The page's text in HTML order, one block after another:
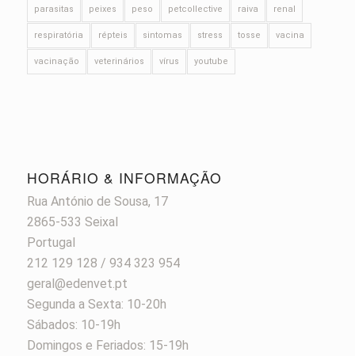
parasitas peixes peso petcollective raiva renal
respiratória répteis sintomas stress tosse vacina
vacinação veterinários vírus youtube
HORÁRIO & INFORMAÇÃO
Rua António de Sousa, 17
2865-533 Seixal
Portugal
212 129 128 / 934 323 954
geral@edenvet.pt
Segunda a Sexta: 10-20h
Sábados: 10-19h
Domingos e Feriados: 15-19h